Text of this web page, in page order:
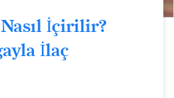
İçirilir?
İlaç